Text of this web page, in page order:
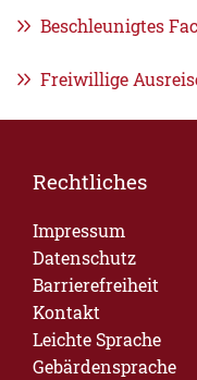
Beschleunigtes
Freiwillige
Rechtliches
Impressum
Datenschutz
Barrierefreiheit
Kontakt
Leichte Sprache
Gebärdensprache